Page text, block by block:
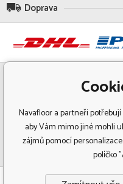
Doprava
Navafloor a partneři
aby Vám mimo jiné mohli
zájmů pomocí
políčko